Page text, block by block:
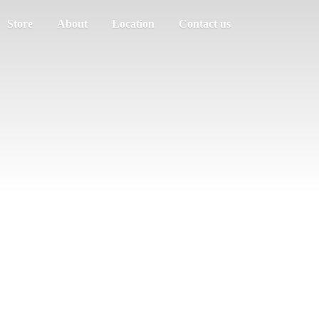
Store About Location Contact us